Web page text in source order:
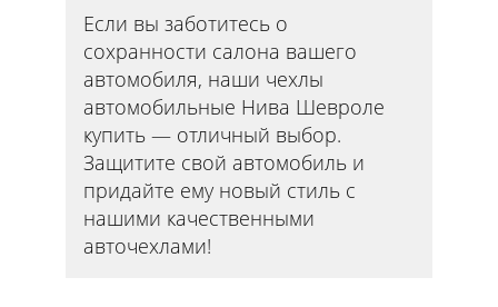
Если вы заботитесь о
сохранности салона вашего
автомобиля, наши чехлы
автомобильные Нива Шевроле
купить — отличный выбор.
Защитите свой автомобиль и
придайте ему новый стиль с
нашими качественными
авточехлами!